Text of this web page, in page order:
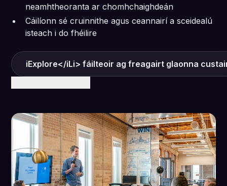
neamhtheoranta ar chomhchaighdeán
Cáilíonn sé cruinnithe agus ceannairí a sceidealú
isteach i do fhéilire
iExplore</iLi> fáilteoir ag freagairt glaonna